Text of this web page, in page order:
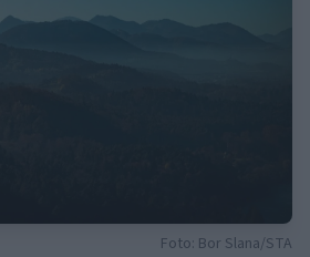
Foto: Bor Slana/STA